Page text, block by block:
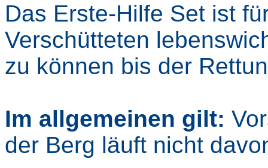
Das Erste-Hilfe Set ist
Verschütteten
zu können bis der
Im allgemeinen gilt:
der Berg läuft nicht